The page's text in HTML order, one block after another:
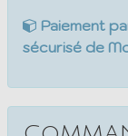
Paiement